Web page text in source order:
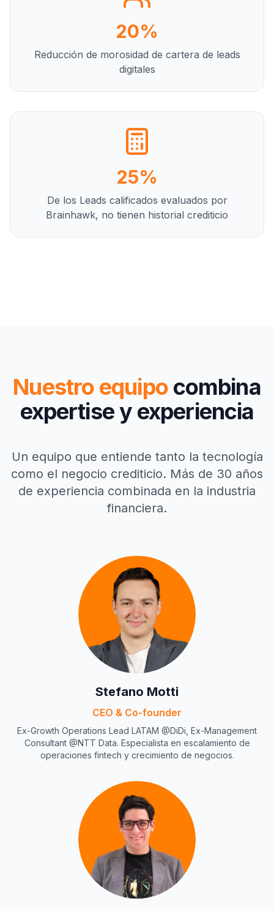
20%
Reducción de morosidad de cartera de leads
digitales
25%
De los Leads calificados evaluados por
Brainhawk, no tienen historial crediticio
Nuestro equipo combina
expertise y experiencia
Un equipo que entiende tanto la tecnología
como el negocio crediticio. Más de 30 años
de experiencia combinada en la industria
financiera.
Stefano Motti
CEO & Co-founder
Ex-Growth Operations Lead LATAM @DiDi, Ex-Management
Consultant @NTT Data. Especialista en escalamiento de
operaciones fintech y crecimiento de negocios.